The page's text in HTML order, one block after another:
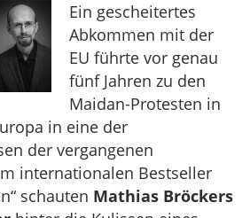
Ein gescheitertes
Abkommen mit der
EU führte vor genau
fünf Jahren zu den
Maidan-Protesten in
in eine der
der vergangenen
internationalen Bestseller
schauten Mathias Bröckers